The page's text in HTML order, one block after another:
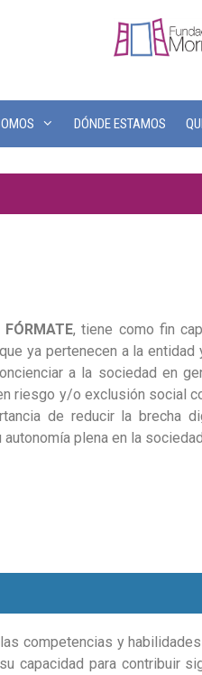
DÓNDE ESTAMOS
FÓRMATE, tiene como fin
ya pertenecen a la
a la sociedad en
riesgo y/o exclusión social
de reducir la brecha
autonomía plena en la
competencias y
capacidad para contribuir